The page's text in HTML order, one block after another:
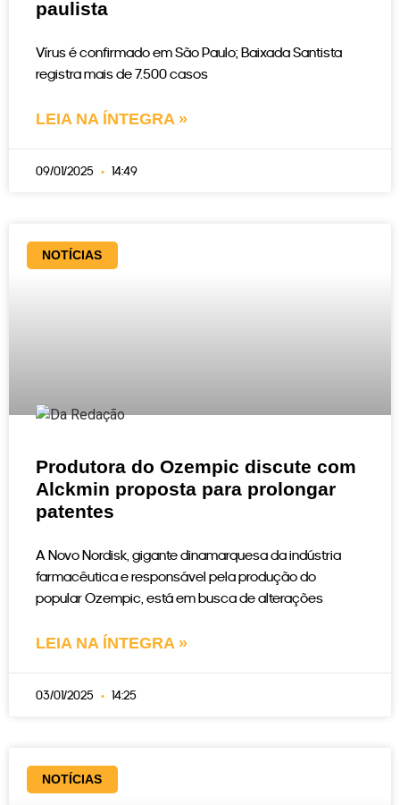
paulista
Vírus é confirmado em São Paulo; Baixada Santista
registra mais de 7.500 casos
LEIA NA ÍNTEGRA »
09/01/2025 14:49
NOTÍCIAS
Produtora do Ozempic discute com
Alckmin proposta para prolongar
patentes
A Novo Nordisk, gigante dinamarquesa da indústria
farmacêutica e responsável pela produção do
popular Ozempic, está em busca de alterações
LEIA NA ÍNTEGRA »
03/01/2025 14:25
NOTÍCIAS